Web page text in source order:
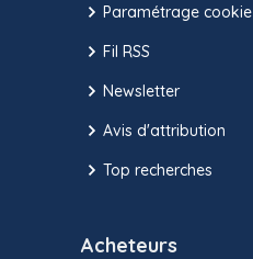
Paramétrage cookie
Fil RSS
Newsletter
Avis d'attribution
Top recherches
Acheteurs